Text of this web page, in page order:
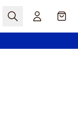
Sök Cart